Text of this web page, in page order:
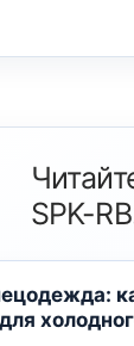
SPK-